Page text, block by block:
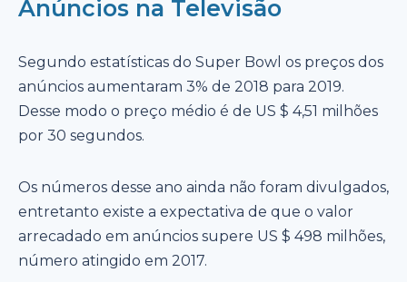
Anúncios na Televisão
Segundo estatísticas do Super Bowl os preços dos
anúncios aumentaram 3% de 2018 para 2019.
Desse modo o preço médio é de US $ 4,51 milhões
por 30 segundos.
Os números desse ano ainda não foram divulgados,
entretanto existe a expectativa de que o valor
arrecadado em anúncios supere US $ 498 milhões,
número atingido em 2017.